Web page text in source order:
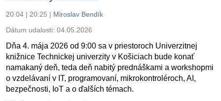
20.04 | 20:25 | Miroslav Bendík
Dátum udalosti: 04.05.2026
Dňa 4. mája 2026 od 9:00 sa v priestoroch Univerzitnej
knižnice Technickej univerzity v Košiciach bude konať
namakaný deň, teda deň nabitý prednáškami a workshopmi
o vzdelávaní v IT, programovaní, mikrokontroléroch, AI,
bezpečnosti, IoT a o ďalších témach.